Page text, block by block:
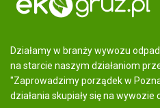
Działamy w branży wywozu
na starcie naszym działaniom
"Zaprowadzimy porządek w
działania skupiały się na wywozie